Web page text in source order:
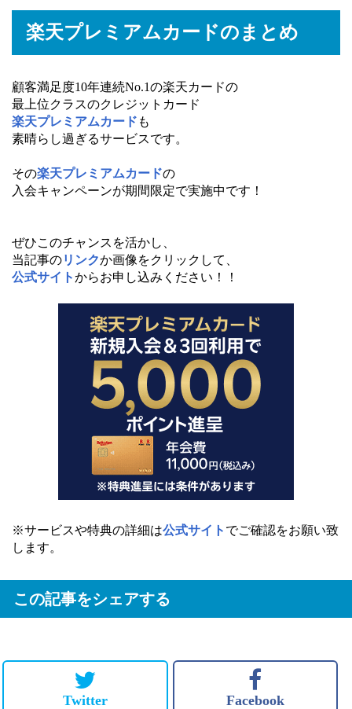
楽天プレミアムカードのまとめ
顧客満足度10年連続No.1の楽天カードの
最上位クラスのクレジットカード
楽天プレミアムカード も
素晴らし過ぎるサービスです。
その楽天プレミアムカードの
入会キャンペーンが期間限定で実施中です！
ぜひこのチャンスを活かし、
当記事のリンクか画像をクリックして、
公式サイトからお申し込みください！！
※サービスや特典の詳細は公式サイト でご確認をお願い致
します。
この記事をシェアする
Twitter Facebook